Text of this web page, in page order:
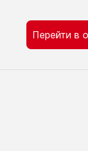
Перейти в